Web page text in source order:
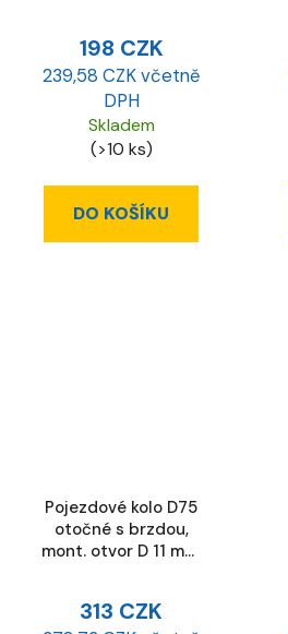
198 CZK
239,58 CZK včetně
DPH
Skladem
(>10 ks)
DO KOŠÍKU
Pojezdové kolo D75
otočné s brzdou,
mont. otvor D 11 mm,
313 CZK